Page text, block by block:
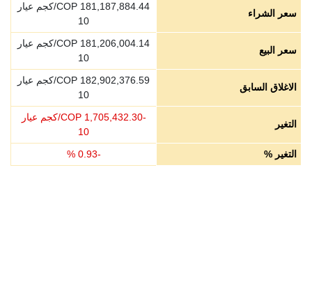
سعر الشراء
181,187,884.44
COP/كجم عيار
10
سعر البيع
181,206,004.14
COP/كجم عيار
10
الاغلاق السابق
182,902,376.59
COP/كجم عيار
10
التغير
-
1,705,432.30
COP/كجم عيار
10
التغير %
-
0.93
%